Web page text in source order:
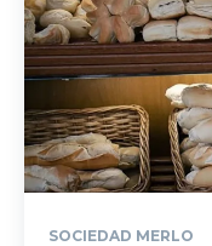
SOCIEDAD MERLO